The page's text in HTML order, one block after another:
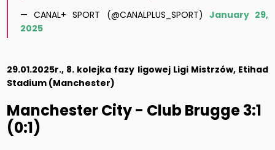
— CANAL+ SPORT (@CANALPLUS_SPORT) January 29,
2025
29.01.2025r., 8. kolejka fazy ligowej Ligi Mistrzów, Etihad
Stadium (Manchester)
Manchester City - Club Brugge 3:1
(0:1)